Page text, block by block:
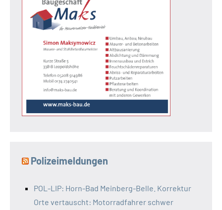
Polizeimeldungen
POL-LIP: Horn-Bad Meinberg-Belle. Korrektur
Orte vertauscht: Motorradfahrer schwer